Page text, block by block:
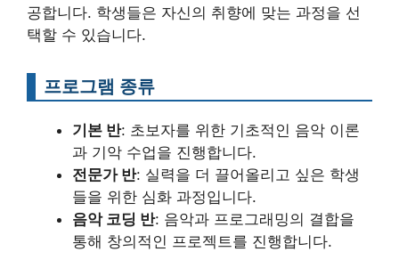
공합니다. 학생들은 자신의 취향에 맞는 과정을 선
택할 수 있습니다.
프로그램 종류
기본 반: 초보자를 위한 기초적인 음악 이론
과 기악 수업을 진행합니다.
전문가 반: 실력을 더 끌어올리고 싶은 학생
들을 위한 심화 과정입니다.
음악 코딩 반: 음악과 프로그래밍의 결합을
통해 창의적인 프로젝트를 진행합니다.